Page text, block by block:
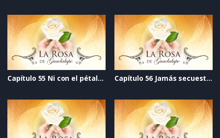
Capítulo 55 Ni con el pétalo de una rosa Capítulo 56 Jamás secuestrarán tu alma